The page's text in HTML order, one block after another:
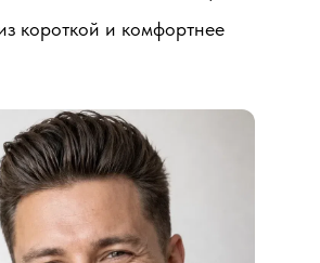
короткой и комфортнее